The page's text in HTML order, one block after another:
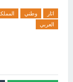
اثار وطني
العربي